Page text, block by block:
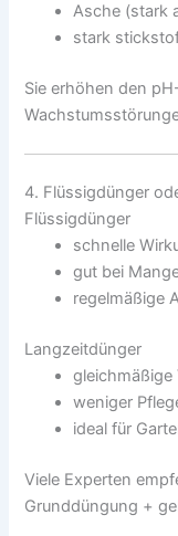
Asche (stark
stark
Sie erhöhen den
4. Flüssigdünger
Flüssigdünger
schnelle
gut bei
regelmäßige
Langzeitdünger
gleichmäßige
weniger
ideal für
Viele Experten
Grunddüngung +